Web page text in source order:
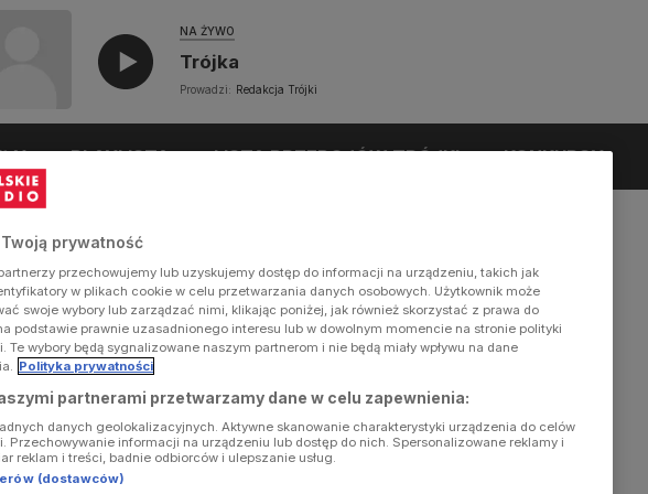
NA ŻYWO
Trójka
Prowadzi: Redakcja Trójki
PLAYLISTA LISTA PRZEBOJÓW TRÓJKI KONKURSY
Twoją prywatność
przechowujemy lub uzyskujemy dostęp do informacji na urządzeniu, takich jak
w plikach cookie w celu przetwarzania danych osobowych. Użytkownik może
swoje wybory lub zarządzać nimi, klikając poniżej, jak również skorzystać z prawa do
podstawie prawnie uzasadnionego interesu lub w dowolnym momencie na stronie polityki
Te wybory będą sygnalizowane naszym partnerom i nie będą miały wpływu na dane
Polityka prywatności
partnerami przetwarzamy dane w celu zapewnienia:
danych geolokalizacyjnych. Aktywne skanowanie charakterystyki urządzenia do celów
Przechowywanie informacji na urządzeniu lub dostęp do nich. Spersonalizowane reklamy i
reklam i treści, badnie odbiorców i ulepszanie usług.
(dostawców)